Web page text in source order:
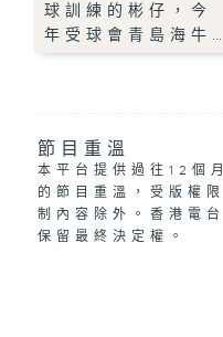
球訓練的彬仔，今
年受球會青島海牛…
節目重溫
本平台提供過往12個月
的節目重溫，受版權限
制內容除外。香港電台
保留最終決定權。